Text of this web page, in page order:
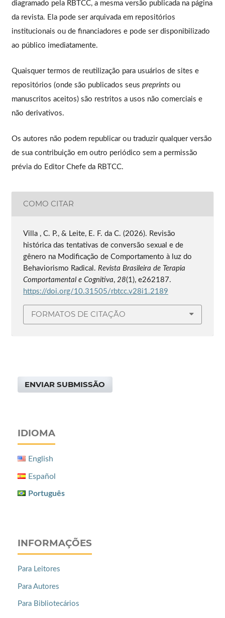
diagramado pela RBTCC, a mesma versão publicada na página
da revista. Ela pode ser arquivada em repositórios
institucionais ou de financiadores e pode ser disponibilizado
ao público imediatamente.
Quaisquer termos de reutilização para usuários de sites e
repositórios (onde são publicados seus preprintsou
manuscritos aceitos) são restritos a usos não comerciais e
não derivativos.
Os autores não podem republicar ou traduzir qualquer versão
de sua contribuição em outro periódico sem a permissão
prévia do Editor Chefe da RBTCC.
COMO CITAR
Villa , C. P., & Leite, E. F. da C. (2026). Revisão
histórica das tentativas de conversão sexual e de
gênero na Modificação de Comportamento à luz do
Behaviorismo Radical. Revista Brasileira de Terapia
Comportamental e Cognitiva, 28(1), e262187.
https://doi.org/10.31505/rbtcc.v28i1.2189
FORMATOS DE CITAÇÃO
ENVIAR SUBMISSÃO
IDIOMA
English
Español
Português
INFORMAÇÕES
Para Leitores
Para Autores
Para Bibliotecários